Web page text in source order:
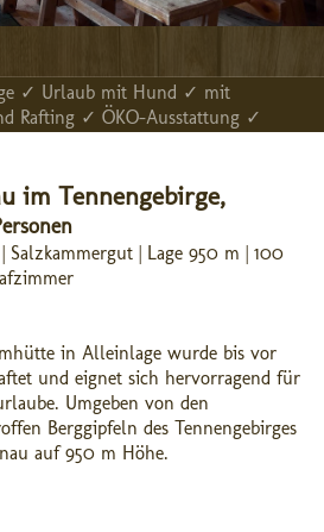
✓ Urlaub mit Hund ✓ mit
Rafting ✓ ÖKO-Ausstattung ✓
im Tennengebirge,
| Salzkammergut | Lage 950 m | 100
in Alleinlage wurde bis vor
und eignet sich hervorragend für
Umgeben von den
Berggipfeln des Tennengebirges
auf 950 m Höhe.